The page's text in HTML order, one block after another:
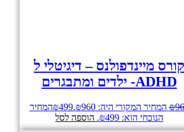
קורס מיינדפולנס – דיגיטלי ל
ADHD- ילדים ומתבגרים
₪ המחיר המקורי היה: ₪960. ₪499
המחיר
הנוכחי הוא: ₪499.
הוספה לסל